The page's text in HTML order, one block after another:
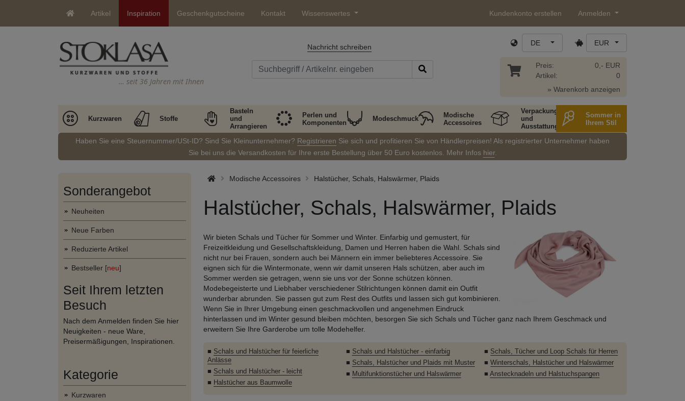
Artikel Inspiration Geschenkgutscheine Kontakt Wissenswertes Kundenkonto erstellen Anmelden
… seit 36 Jahren mit Ihnen
Nachricht schreiben DE EUR
Preis:
Artikel:
0,- EUR
0
» Warenkorb anzeigen
Kurzwaren Stoffe
Basteln
und
Arrangieren
Perlen und
Komponenten
Modeschmuck
Modische
Accessoires
Verpackung
und
Ausstattung
Sommer in
Ihrem Stil
Haben Sie eine Steuernummer/USt-ID? Sind Sie Kleinunternehmer? Registrieren Sie sich und profitieren Sie von Händlerpreisen! Als registrierter Unternehmer haben
Sie bei uns die Versandkosten für Ihre erste Bestellung über 50 Euro kostenlos. Mehr Infos hier.
Sonderangebot
Neuheiten
Neue Farben
Reduzierte Artikel
Bestseller [neu]
Seit Ihrem letzten
Besuch
Nach dem Anmelden finden Sie hier
Neuigkeiten - neue Ware,
Preisermäßigungen, Inspirationen.
Kategorie
Kurzwaren
Modische Accessoires Halstücher, Schals, Halswärmer, Plaids
Halstücher, Schals, Halswärmer, Plaids
Wir bieten Schals und Tücher für Sommer und Winter. Einfarbig und gemustert, für
Freizeitkleidung und Gesellschaftskleidung, Damen und Herren haben die Wahl. Schals sind
nicht nur bei Frauen, sondern auch bei Männern ein immer beliebteres Accessoire. Sie
eignen sich für die Wintermonate, wenn wir damit unseren Hals schützen, aber auch im
Sommer werden sie getragen, wenn sie uns vor der Sonne schützen können.
Modebegeisterte und Liebhaber verschiedener Stilrichtungen können damit ein Outfit
wunderbar abrunden. Sie passen gut zum Rest des Outfits und lassen sich gut kombinieren.
Wenn Sie in Ihrer Umgebung einen geschmackvollen und angenehmen Eindruck
hinterlassen und im Winter gesund bleiben möchten, besorgen Sie sich Schals und Tücher ganz nach Ihrem Geschmack und
erweitern Sie Ihre Garderobe um tolle Modehelfer.
■ Schals und Halstücher für feierliche
Anlässe
■ Schals und Halstücher - leicht
■ Halstücher aus Baumwolle
■ Schals und Halstücher - einfarbig
■ Schals, Halstücher und Plaids mit Muster
■ Multifunktionstücher und Halswärmer
■ Schals, Tücher und Loop Schals für Herren
■Winterschals, Halstücher und Halswärmer
■Anstecknadeln und Halstuchspangen